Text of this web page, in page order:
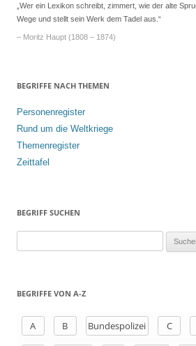
„Wer ein Lexikon schreibt, zimmert, wie der alte
Wege und stellt sein Werk dem Tadel aus.“
– Moritz Haupt (1808 – 1874)
BEGRIFFE NACH THEMEN
Personenregister
Rund um die Weltkriege
Themenregister
Zeittafel
BEGRIFF SUCHEN
h
BEGRIFFE VON A-Z
A B Bundespolizei C